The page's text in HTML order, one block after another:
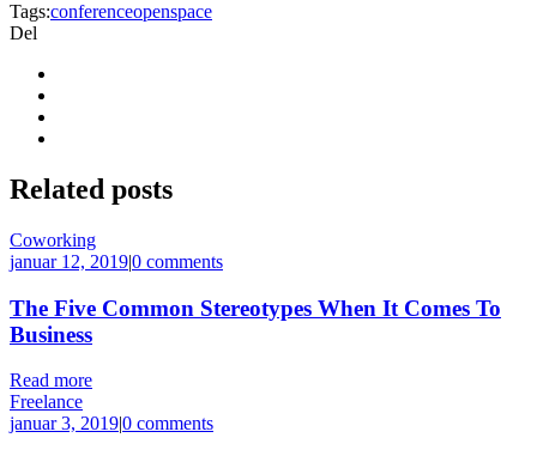
Tags:conferenceopenspace
Del
Related posts
Coworking
januar 12, 2019|0 comments
The Five Common Stereotypes When It Comes To
Business
Read more
Freelance
januar 3, 2019|0 comments